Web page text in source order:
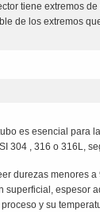
tiene extremos
de los extremos
es esencial para
304 , 316 o 316L,
durezas menores
superficial, espesor
y su